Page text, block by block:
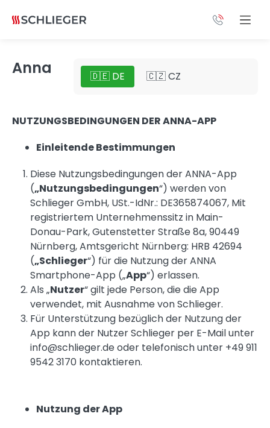
Anna 🇩🇪 DE 🇨🇿 CZ
NUTZUNGSBEDINGUNGEN DER ANNA-APP
Einleitende Bestimmungen
Diese Nutzungsbedingungen der ANNA-App
(„Nutzungsbedingungen“) werden von
Schlieger GmbH, USt.-IdNr.: DE365874067, Mit
registriertem Unternehmenssitz in Main-
Donau-Park, Gutenstetter Straße 8a, 90449
Nürnberg, Amtsgericht Nürnberg: HRB 42694
(„Schlieger“) für die Nutzung der ANNA
Smartphone-App („App“) erlassen.
Als „Nutzer“ gilt jede Person, die die App
verwendet, mit Ausnahme von Schlieger.
Für Unterstützung bezüglich der Nutzung der
App kann der Nutzer Schlieger per E-Mail unter
info@schlieger.de oder telefonisch unter +49 911
9542 3170 kontaktieren.
Nutzung der App